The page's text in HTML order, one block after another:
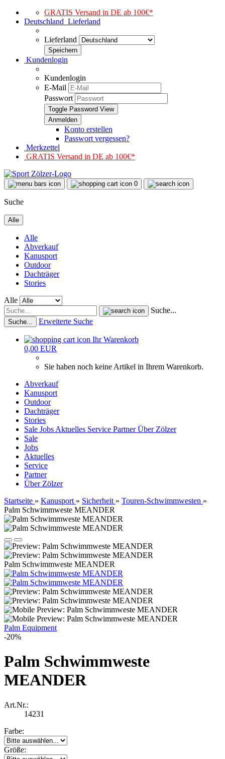
GRATIS Versand in DE ab 100€*
Deutschland Lieferland
Lieferland
Kundenlogin
Kundenlogin
E-Mail
Passwort
Toggle Password View
Konto erstellen
Passwort vergessen?
Merkzettel
GRATIS Versand in DE ab 100€*
0
Suche
Alle
Alle
Abverkauf
Kanusport
Outdoor
Dachträger
Stories
Alle
Suche...
Suche... Erweiterte Suche
Ihr Warenkorb
0,00 EUR
Sie haben noch keine Artikel in Ihrem Warenkorb.
Abverkauf
Kanusport
Outdoor
Dachträger
Stories
Sale Jobs Aktuelles Service PartnerÜber Zölzer
Sale
Jobs
Aktuelles
Service
Partner
Über Zölzer
Startseite » Kanusport » Sicherheit » Touren-Schwimmwesten »
Palm Schwimmweste MEANDER
Palm Schwimmweste MEANDER
Palm Equipment
-20%
Palm Schwimmweste
MEANDER
Art.Nr.:
14231
Farbe:
Größe: